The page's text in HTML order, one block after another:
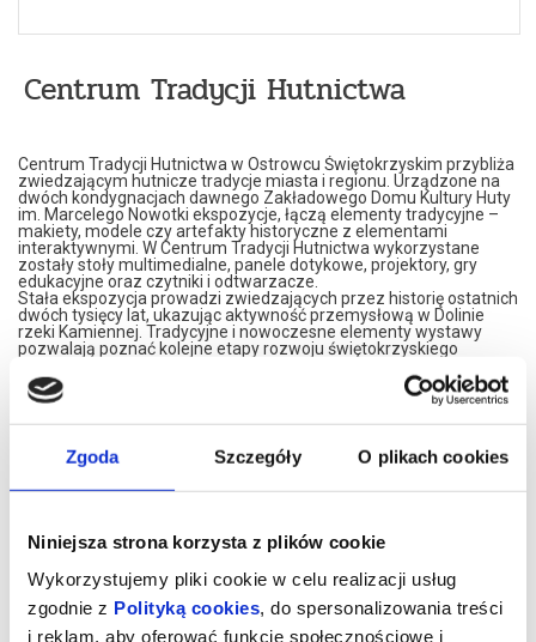
Zgoda Szczegóły O plikach cookies
Niniejsza strona korzysta z plików cookie
Wykorzystujemy pliki cookie w celu realizacji usług
zgodnie z Polityką cookies, do spersonalizowania treści
i reklam, aby oferować funkcje społecznościowe i
Centrum Tradycji Hutnictwa
Centrum Tradycji Hutnictwa w Ostrowcu Świętokrzyskim przybliża
zwiedzającym hutnicze tradycje miasta i regionu. Urządzone na
dwóch kondygnacjach dawnego Zakładowego Domu Kultury Huty
im. Marcelego Nowotki ekspozycje, łączą elementy tradycyjne –
makiety, modele czy artefakty historyczne z elementami
interaktywnymi. W Centrum Tradycji Hutnictwa wykorzystane
zostały stoły multimedialne, panele dotykowe, projektory, gry
edukacyjne oraz czytniki i odtwarzacze.
Stała ekspozycja prowadzi zwiedzających przez historię ostatnich
dwóch tysięcy lat, ukazując aktywność przemysłową w Dolinie
rzeki Kamiennej. Tradycyjne i nowoczesne elementy wystawy
pozwalają poznać kolejne etapy rozwoju świętokrzyskiego
wykonywania interaktywnych zadań.
Centrum Tradycji Hutnictwa, to także prezentacja czterech
kultury, sportu i gospodarki.
Wizyta w Centrum Tradycji Hutnictwa to przygoda, która na długo
Zapraszamy na niesamowitą podróż przez Cywilizację Żelaza nad
Kamienną!
CTH mieści się na drugim piętrze budynku przy Alei 3 Maja 6. Bilety
można nabycia w recepcji OBK (poniedziałek – piątek w godz. 8.00
– 15.00), kasie kina Etiuda przy ul. Siennieńskiej 54 (wtorek –
niedziela, kasa czynna na godzinę przed pierwszym seansem w